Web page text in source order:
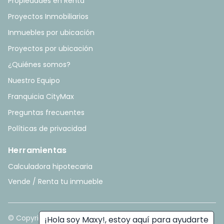
¡Hola soy Maxy!, estoy aquí para ayudarte
Proyectos Inmobiliarios
Inmuebles por ubicación
Proyectos por ubicación
¿Quiénes somos?
Nuestro Equipo
Franquicia CityMax
Preguntas frecuentes
Políticas de privacidad
Herramientas
Calculadora hipotecaria
Vende / Renta tu inmueble
© Copyright2026. All rights reserved. - Hecho con ❤️ por